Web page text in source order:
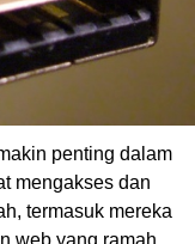
penting dalam
mengakses dan
termasuk mereka
web yang ramah